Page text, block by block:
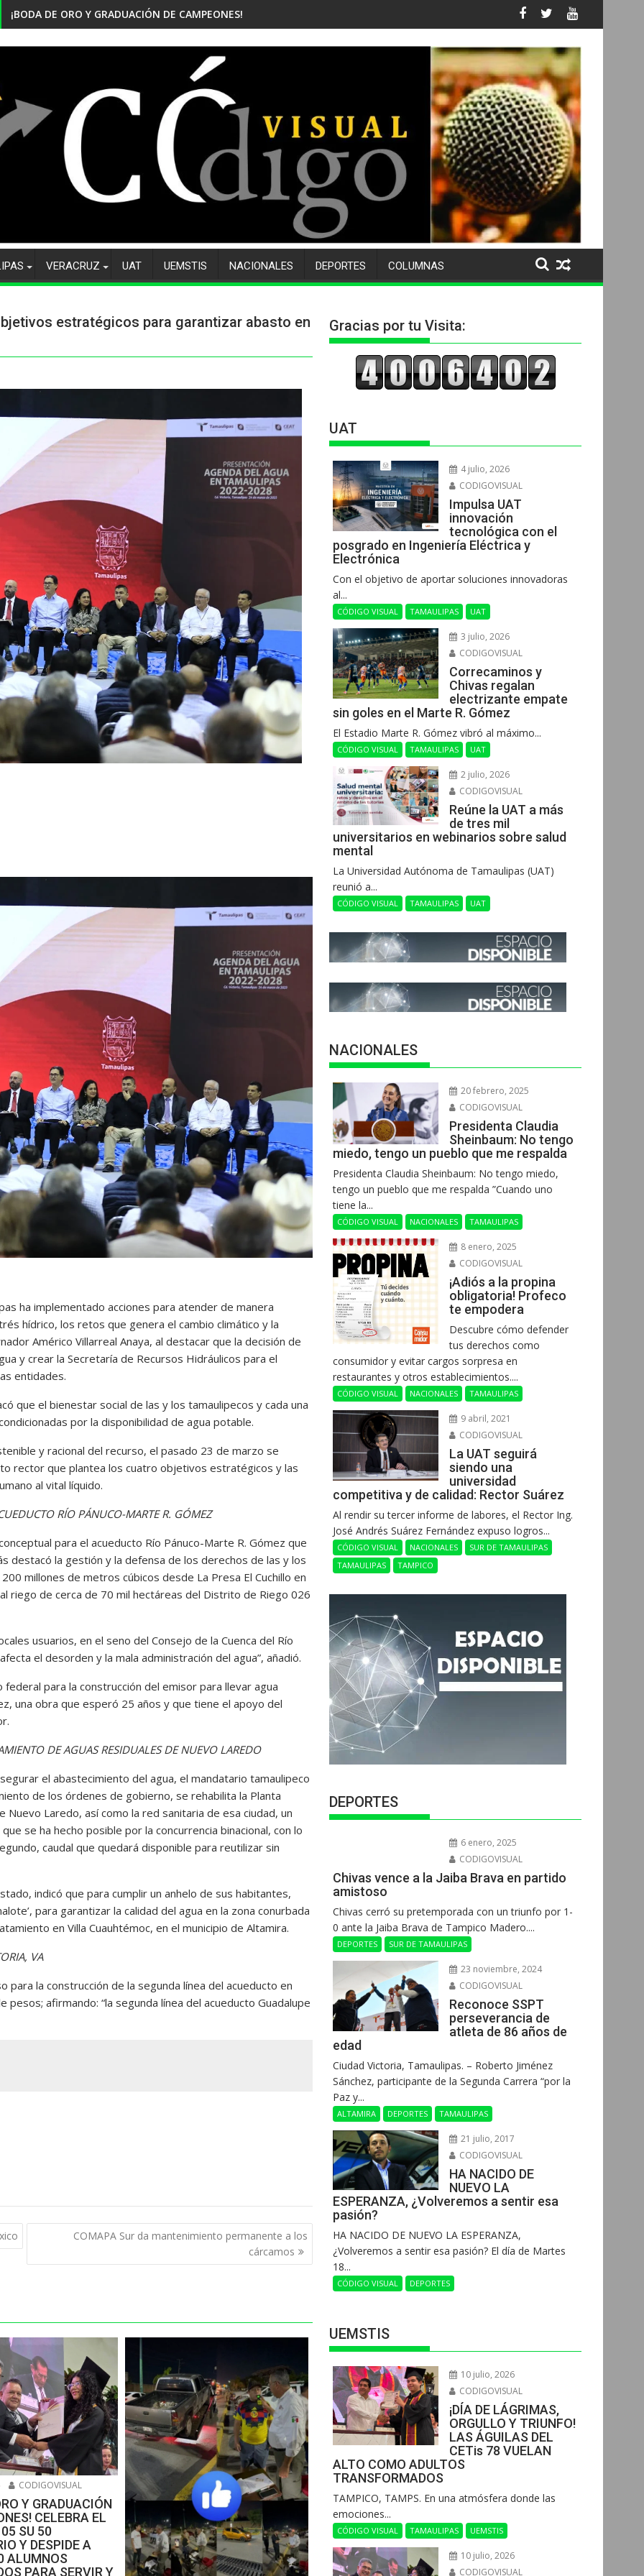
¡BODA DE ORO Y GRADUACIÓN DE CAMPEONES! CELEBRA EL CBTis No. 105 SU 50 ANIVERSARIO Y DESPIDE A MÁS DE 500
VERACRUZ UAT UEMSTIS NACIONALES DEPORTES COLUMNAS
estratégicos para garantizar abasto en
ha implementado acciones para atender de manera
hídrico, los retos que genera el cambio climático y la
Américo Villarreal Anaya, al destacar que la decisión de
y crear la Secretaría de Recursos Hidráulicos para el
entidades.
que el bienestar social de las y los tamaulipecos y cada una
por la disponibilidad de agua potable.
y racional del recurso, el pasado 23 de marzo se
rector que plantea los cuatro objetivos estratégicos y las
al vital líquido.
RÍO PÁNUCO-MARTE R. GÓMEZ
para el acueducto Río Pánuco-Marte R. Gómez que
destacó la gestión y la defensa de los derechos de las y los
millones de metros cúbicos desde La Presa El Cuchillo en
riego de cerca de 70 mil hectáreas del Distrito de Riego 026
usuarios, en el seno del Consejo de la Cuenca del Río
el desorden y la mala administración del agua”, añadió.
para la construcción del emisor para llevar agua
una obra que esperó 25 años y que tiene el apoyo del
DE AGUAS RESIDUALES DE NUEVO LAREDO
el abastecimiento del agua, el mandatario tamaulipeco
de los órdenes de gobierno, se rehabilita la Planta
Laredo, así como la red sanitaria de esa ciudad, un
se ha hecho posible por la concurrencia binacional, con lo
caudal que quedará disponible para reutilizar sin
indicó que para cumplir un anhelo de sus habitantes,
para garantizar la calidad del agua en la zona conurbada
en Villa Cuauhtémoc, en el municipio de Altamira.
VA
la construcción de la segunda línea del acueducto en
afirmando: “la segunda línea del acueducto Guadalupe
COMAPA Sur da mantenimiento permanente a los
cárcamos
CODIGOVISUAL
Y GRADUACIÓN
CELEBRA EL
SU 50
Y DESPIDE A
ALUMNOS
PARA SERVIR Y
Gracias por tu Visita:
UAT
4 julio, 2026
CODIGOVISUAL
Impulsa UAT
innovación
tecnológica con el
posgrado en Ingeniería Eléctrica y
Electrónica
Con el objetivo de aportar soluciones innovadoras
al...
CÓDIGO VISUAL TAMAULIPAS UAT
3 julio, 2026
CODIGOVISUAL
Correcaminos y
Chivas regalan
electrizante empate
sin goles en el Marte R. Gómez
El Estadio Marte R. Gómez vibró al máximo...
CÓDIGO VISUAL TAMAULIPAS UAT
2 julio, 2026
CODIGOVISUAL
Reúne la UAT a más
de tres mil
universitarios en webinarios sobre salud
mental
La Universidad Autónoma de Tamaulipas (UAT)
reunió a...
CÓDIGO VISUAL TAMAULIPAS UAT
NACIONALES
20 febrero, 2025
CODIGOVISUAL
Presidenta Claudia
Sheinbaum: No tengo
miedo, tengo un pueblo que me respalda
Presidenta Claudia Sheinbaum: No tengo miedo,
tengo un pueblo que me respalda ”Cuando uno
tiene la...
CÓDIGO VISUAL NACIONALES TAMAULIPAS
8 enero, 2025
CODIGOVISUAL
¡Adiós a la propina
obligatoria! Profeco
te empodera
Descubre cómo defender
tus derechos como
consumidor y evitar cargos sorpresa en
restaurantes y otros establecimientos....
CÓDIGO VISUAL NACIONALES TAMAULIPAS
9 abril, 2021
CODIGOVISUAL
La UAT seguirá
siendo una
universidad
competitiva y de calidad: Rector Suárez
Al rendir su tercer informe de labores, el Rector Ing.
José Andrés Suárez Fernández expuso logros...
CÓDIGO VISUAL NACIONALES
SUR DE TAMAULIPAS
TAMAULIPAS
TAMPICO
DEPORTES
6 enero, 2025
CODIGOVISUAL
Chivas vence a la Jaiba Brava en partido
amistoso
Chivas cerró su pretemporada con un triunfo por 1-
0 ante la Jaiba Brava de Tampico Madero....
DEPORTES SUR DE TAMAULIPAS
23 noviembre, 2024
CODIGOVISUAL
Reconoce SSPT
perseverancia de
atleta de 86 años de
edad
Ciudad Victoria, Tamaulipas. – Roberto Jiménez
Sánchez, participante de la Segunda Carrera “por la
Paz y...
ALTAMIRA DEPORTES TAMAULIPAS
21 julio, 2017
CODIGOVISUAL
HA NACIDO DE
NUEVO LA
ESPERANZA, ¿Volveremos a sentir esa
pasión?
HA NACIDO DE NUEVO LA ESPERANZA,
¿Volveremos a sentir esa pasión? El día de Martes
18...
CÓDIGO VISUAL DEPORTES
UEMSTIS
10 julio, 2026
CODIGOVISUAL
¡DÍA DE LÁGRIMAS,
ORGULLO Y TRIUNFO!
LAS ÁGUILAS DEL
CETis 78 VUELAN
ALTO COMO ADULTOS
TRANSFORMADOS
​TAMPICO, TAMPS. En una atmósfera donde las
emociones...
CÓDIGO VISUAL TAMAULIPAS UEMSTIS
10 julio, 2026
CODIGOVISUAL